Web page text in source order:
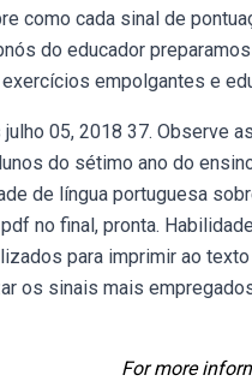
como cada sinal de
do educador
empolgantes e
05, 2018 37. Observe
do sétimo ano do
de língua portuguesa
no final, pronta.
para imprimir ao
os sinais mais
For more